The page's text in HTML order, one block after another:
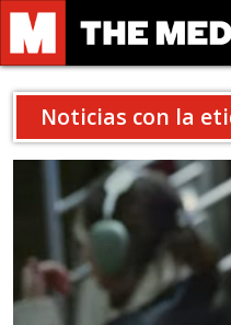
Noticias con la